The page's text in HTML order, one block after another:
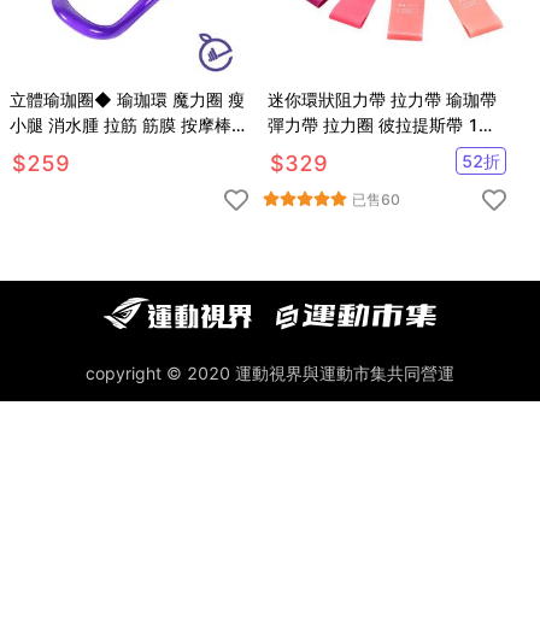
立體瑜珈圈◆ 瑜珈環 魔力圈 瘦
小腿 消水腫 拉筋 筋膜 按摩棒
懶人健肌器 韓國爆款 伸展 健身
$259
迷你環狀阻力帶 拉力帶 瑜珈帶
彈力帶 拉力圈 彼拉提斯帶 1入5
條加收納袋
$329 52折
已售60
copyright © 2020 運動視界與運動市集共同營運